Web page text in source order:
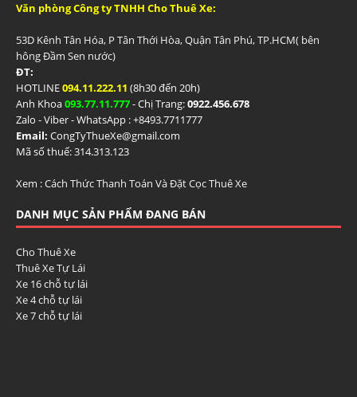
Văn phòng Công ty TNHH Cho Thuê Xe:
53D Kênh Tân Hóa, P Tân Thới Hòa, Quận Tân Phú, TP.HCM( bên
hông Đầm Sen nước)
ĐT:
HOTLINE094.11.222.11 (8h30 đến 20h)
Anh Khoa093.77.11.777- Chị Trang:0922.456.678
Zalo - Viber - WhatsApp : +8493.7711777
Email: CongTyThueXe@gmail.com
Mã số thuế: 314.313.123
Xem :Cách Thức Thanh Toán Và Đặt Cọc Thuê Xe
DANH MỤC SẢN PHẨM ĐANG BÁN
Cho Thuê Xe
Thuê Xe Tự Lái
Xe 16 chỗ tự lái
Xe 4 chỗ tự lái
Xe 7 chỗ tự lái